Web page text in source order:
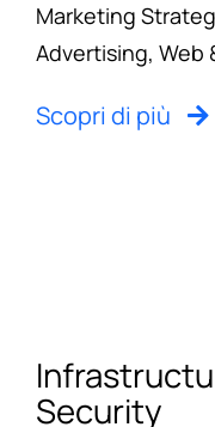
Marketing
Advertising, Web
Scopri di più
Security